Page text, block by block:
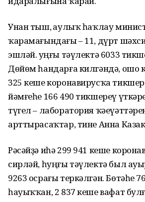
Унан тыш, Һаулыҡ һаҡлау
ҡарамағындағы – 11, дүрт
эшләй. Һуңғы тәүлектә 6033
Дөйөм һандарға килгәндә, ошо
325 кеше коронавирусҡа
йәмғеһе 166 490 тикшереү
түгел – лаборатория
арттырасаҡтар, тине Анна
Рәсәйҙә иһә 299 941 кеше
сирләй, һуңғы тәүлектә был
9263 осрағы теркәлгән. Бөтәһе
һауыҡҡан, 2 837 кеше вафат